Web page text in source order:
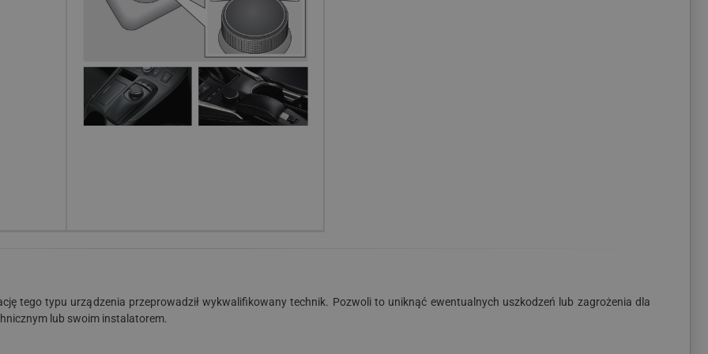
tego typu urządzenia przeprowadził wykwalifikowany technik. Pozwoli to uniknąć ewentualnych uszkodzeń lub zagrożenia dla
lub swoim instalatorem.